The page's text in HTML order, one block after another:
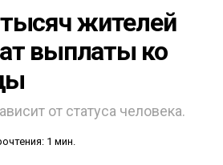
тысяч жителей
выплаты ко
от статуса человека.
1 мин.